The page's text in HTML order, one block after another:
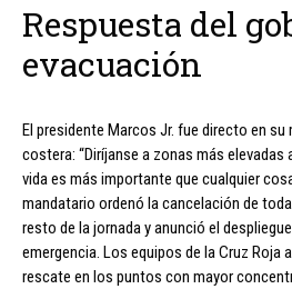
Respuesta del
evacuación
El presidente Marcos Jr. fue directo en su
costera: “Diríjanse a zonas más elevadas
vida es más importante que cualquier
mandatario ordenó la cancelación de
resto de la jornada y anunció el
emergencia. Los equipos de la Cruz Roja
rescate en los puntos con mayor